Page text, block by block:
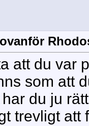
att du var
som att
du ju
trevligt att